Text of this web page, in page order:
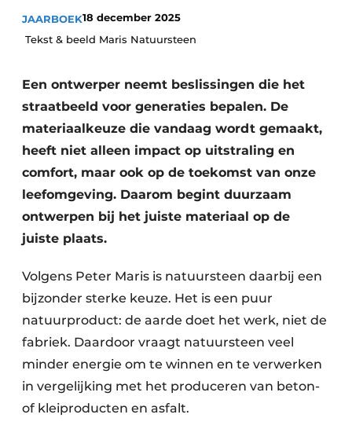
Vacatures
Video’s
JAARBOEK18 december 2025
Tekst & beeld Maris Natuursteen
Een ontwerper neemt beslissingen die het
straatbeeld voor generaties bepalen. De
materiaalkeuze die vandaag wordt gemaakt,
heeft niet alleen impact op uitstraling en
comfort, maar ook op de toekomst van onze
leefomgeving. Daarom begint duurzaam
ontwerpen bij het juiste materiaal op de
juiste plaats.
Volgens Peter Maris is natuursteen daarbij een
bijzonder sterke keuze. Het is een puur
natuurproduct: de aarde doet het werk, niet de
fabriek. Daardoor vraagt natuursteen veel
minder energie om te winnen en te verwerken
in vergelijking met het produceren van beton-
of kleiproducten en asfalt.